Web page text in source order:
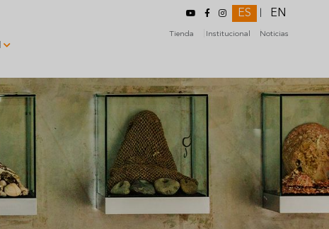
ES EN
Tienda Institucional Noticias